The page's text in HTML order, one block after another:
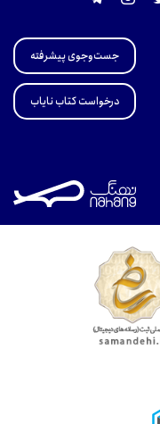
جست‌وجوی پیشرفته
درخواست کتاب نایاب